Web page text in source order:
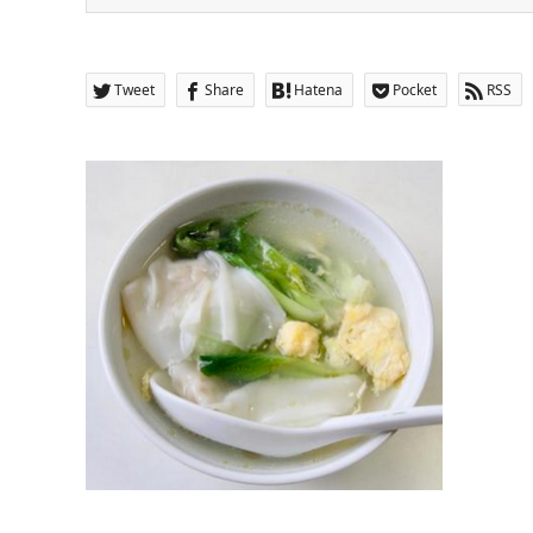
Tweet Share Hatena Pocket RSS